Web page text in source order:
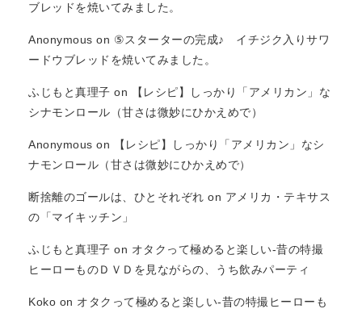
ブレッドを焼いてみました。
Anonymous on ⑤スターターの完成♪ イチジク入りサワ
ードウブレッドを焼いてみました。
ふじもと真理子 on
【レシピ】しっかり「アメリカン」な
シナモンロール（甘さは微妙にひかえめで）
Anonymous on
【レシピ】しっかり「アメリカン」なシ
ナモンロール（甘さは微妙にひかえめで）
断捨離のゴールは、ひとそれぞれ on アメリカ・テキサス
の「マイキッチン」
ふじもと真理子 on オタクって極めると楽しい-昔の特撮
ヒーローものＤＶＤを見ながらの、うち飲みパーティ
Koko on オタクって極めると楽しい-昔の特撮ヒーローも